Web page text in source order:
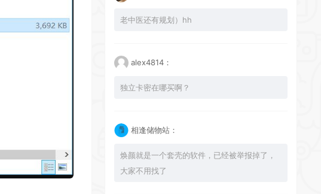
老中医还有规划）hh
alex4814：
独立卡密在哪买啊？
相逢储物站：
焕颜就是一个套壳的软件，已经被举报掉了，
大家不用找了